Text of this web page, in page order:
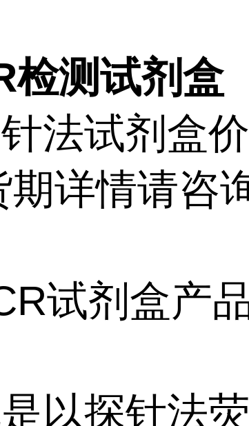
检测试剂盒
法试剂盒
期详情请咨
试剂盒产
以探针法